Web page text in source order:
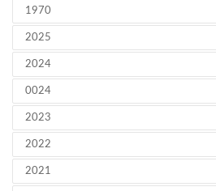
1970
2025
2024
0024
2023
2022
2021